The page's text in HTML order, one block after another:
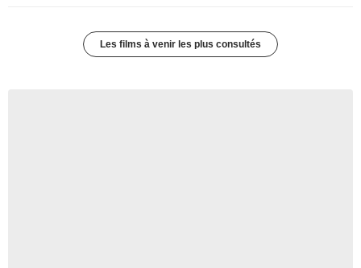
Les films à venir les plus consultés